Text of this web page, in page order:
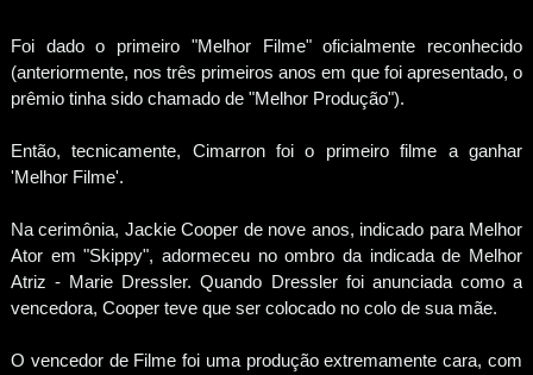
Foi dado o primeiro "Melhor Filme" oficialmente reconhecido
(anteriormente, nos três primeiros anos em que foi apresentado, o
prêmio tinha sido chamado de "Melhor Produção").
Então, tecnicamente, Cimarron foi o primeiro filme a ganhar
'Melhor Filme'.
Na cerimônia, Jackie Cooper de nove anos, indicado para Melhor
Ator em "Skippy", adormeceu no ombro da indicada de Melhor
Atriz - Marie Dressler. Quando Dressler foi anunciada como a
vencedora, Cooper teve que ser colocado no colo de sua mãe.
O vencedor de Filme foi uma produção extremamente cara, com